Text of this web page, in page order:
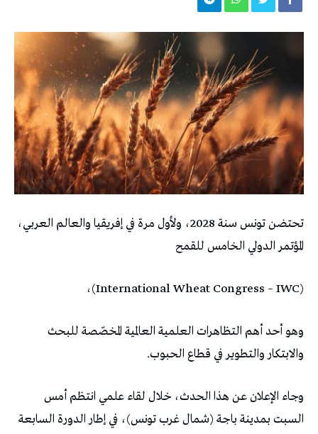
تحتضن تونس سنة 2028، ولأول مرة في إفريقيا والعالم العربي،
المؤتمر الدولي الخامس للقمح
(International Wheat Congress – IWC)،
وهو أحد أهم التظاهرات العلمية العالمية المخصّصة للبحث
والابتكار والتطوير في قطاع الحبوب.
وجاء الإعلان عن هذا الحدث، خلال لقاء علمي انتظم أمس
السبت بمدينة باجة (شمال غرب تونس)، في إطار الدورة السابعة